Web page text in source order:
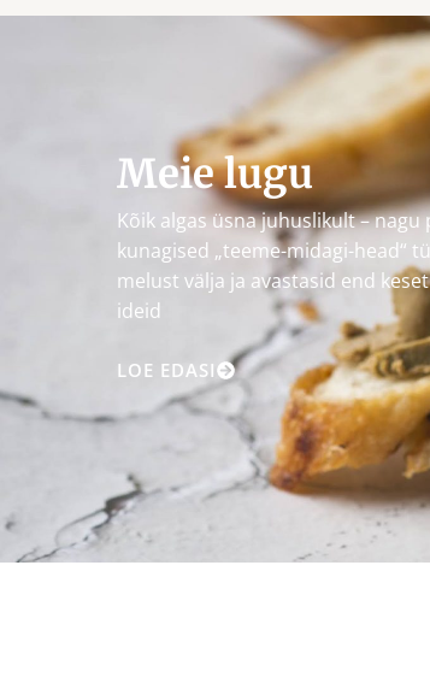
Meie lugu
Kõik algas üsna juhuslikult –
kunagised „teeme-midagi-head“
melust välja ja avastasid end
ideid
LOE EDASI